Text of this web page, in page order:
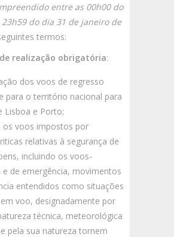
entre as 00h00 do
23h59 do dia 31 de janeiro de
termos:
realização obrigatória:
dos voos de regresso
para o território nacional para
Lisboa e Porto;
os voos impostos por
relativas à segurança de
incluindo os voos-
e de emergência, movimentos
entendidos como situações
voo, designadamente por
técnica, meteorológica
pela sua natureza tornem